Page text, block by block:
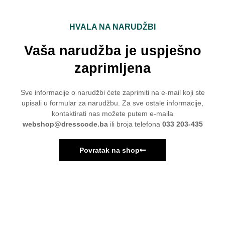
HVALA NA NARUDŽBI
Vaša narudžba je uspješno
zaprimljena
Sve informacije o narudžbi ćete zaprimiti na e-mail koji ste
upisali u formular za narudžbu. Za sve ostale informacije,
kontaktirati nas možete putem e-maila
webshop@dresscode.baili broja telefona 033 203-435
Povratak na shop